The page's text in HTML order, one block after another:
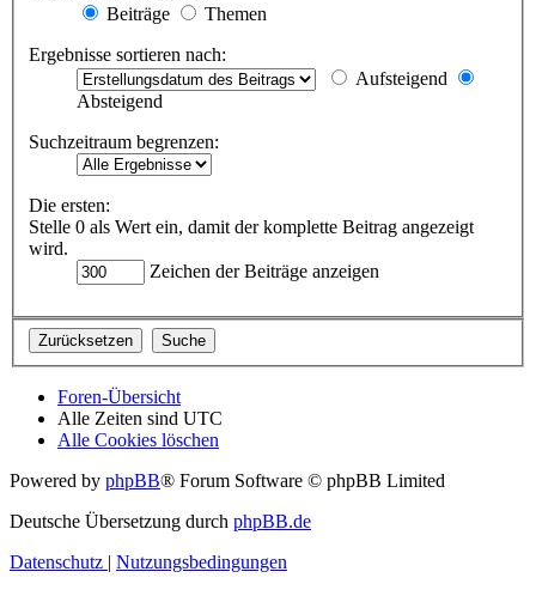
Beiträge
Themen
Ergebnisse sortieren nach:
Aufsteigend
Absteigend
Suchzeitraum begrenzen:
Die ersten:
Stelle 0 als Wert ein, damit der komplette Beitrag angezeigt
wird.
Zeichen der Beiträge anzeigen
Foren-Übersicht
Alle Zeiten sind UTC
Alle Cookies löschen
Powered by phpBB® Forum Software © phpBB Limited
Deutsche Übersetzung durch phpBB.de
Datenschutz | Nutzungsbedingungen